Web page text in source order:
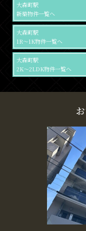
大森町駅
新築物件一覧へ
大森町駅
1R～1K物件一覧へ
大森町駅
2K～2LDK物件一覧へ